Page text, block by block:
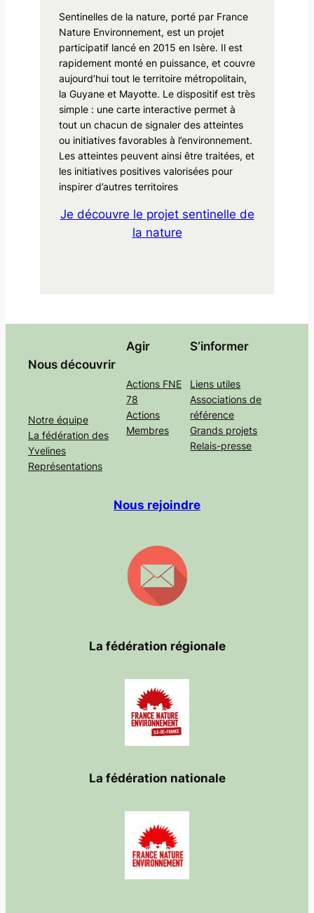
Sentinelles de la nature, porté par France
Nature Environnement, est un projet
participatif lancé en 2015 en Isère. Il est
rapidement monté en puissance, et couvre
aujourd’hui tout le territoire métropolitain,
la Guyane et Mayotte. Le dispositif est très
simple : une carte interactive permet à
tout un chacun de signaler des atteintes
ou initiatives favorables à l’environnement.
Les atteintes peuvent ainsi être traitées, et
les initiatives positives valorisées pour
inspirer d’autres territoires
Je découvre le projet sentinelle de
la nature
Nous découvrir
Notre équipe
La fédération des
Yvelines
Représentations
Agir
Actions FNE
78
Actions
Membres
S’informer
Liens utiles
Associations de
référence
Grands projets
Relais-presse
Nous rejoindre
La fédération régionale
La fédération nationale